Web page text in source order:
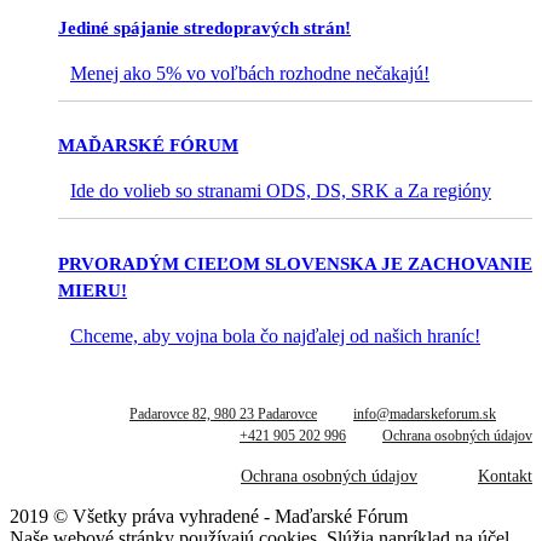
Jediné spájanie stredopravých strán!
Menej ako 5% vo voľbách rozhodne nečakajú!
MAĎARSKÉ FÓRUM
Ide do volieb so stranami ODS, DS, SRK a Za regióny
PRVORADÝM CIEĽOM SLOVENSKA JE ZACHOVANIE
MIERU!
Chceme, aby vojna bola čo najďalej od našich hraníc!
Padarovce 82, 980 23 Padarovce
info@madarskeforum.sk
+421 905 202 996
Ochrana osobných údajov
Ochrana osobných údajov Kontakt
2019 © Všetky práva vyhradené - Maďarské Fórum